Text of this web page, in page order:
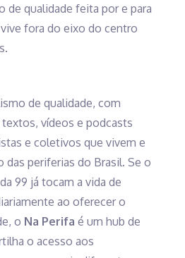
de qualidade feita por e para
fora do eixo do centro
de qualidade, com
vídeos e podcasts
e coletivos que vivem e
periferias do Brasil. Se o
99 já tocam a vida de
ao oferecer o
o Na Perifa é um hub de
o acesso aos